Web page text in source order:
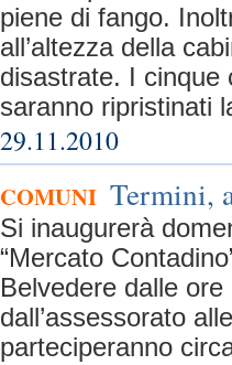
piene di fango.
all’altezza della
disastrate. I cinque
saranno ripristinati
29.11.2010
COMUNI Termini,
Si inaugurerà
“Mercato
Belvedere dalle
dall’assessorato
parteciperanno